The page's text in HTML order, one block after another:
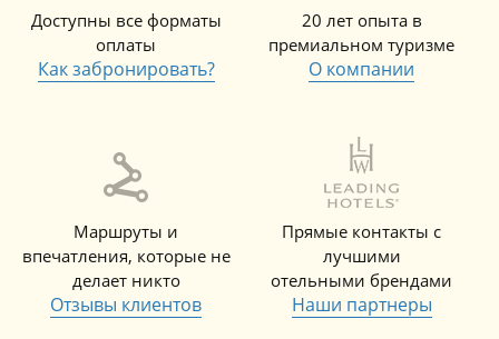
Доступны все форматы
оплаты
Как забронировать?
20 лет опыта в
премиальном туризме
О компании
Маршруты и
впечатления, которые не
делает никто
Отзывы клиентов
Прямые контакты с
лучшими
отельными брендами
Наши партнеры